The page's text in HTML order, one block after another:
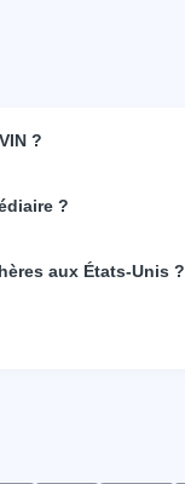
?
?
aux États-Unis ?